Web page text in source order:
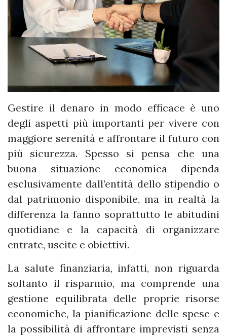
Gestire il denaro in modo efficace è uno
degli aspetti più importanti per vivere con
maggiore serenità e affrontare il futuro con
più sicurezza. Spesso si pensa che una
buona situazione economica dipenda
esclusivamente dall’entità dello stipendio o
dal patrimonio disponibile, ma in realtà la
differenza la fanno soprattutto le abitudini
quotidiane e la capacità di organizzare
entrate, uscite e obiettivi.
La salute finanziaria, infatti, non riguarda
soltanto il risparmio, ma comprende una
gestione equilibrata delle proprie risorse
economiche, la pianificazione delle spese e
la possibilità di affrontare imprevisti senza